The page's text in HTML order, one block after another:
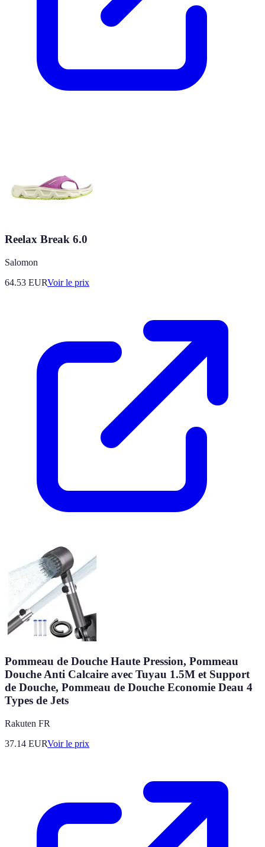
Reelax Break 6.0
Salomon
64.53 EURVoir le prix
Pommeau de Douche Haute Pression, Pommeau
Douche Anti Calcaire avec Tuyau 1.5M et Support
de Douche, Pommeau de Douche Economie Deau 4
Types de Jets
Rakuten FR
37.14 EURVoir le prix